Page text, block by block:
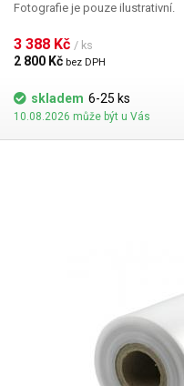
Fotografie je pouze ilustrativní.
3 388 Kč / ks
2 800 Kč bez DPH
skladem 6-25 ks
10.08.2026 může být u Vás